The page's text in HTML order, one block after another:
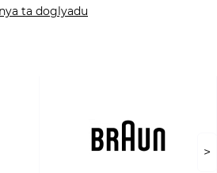
ta doglyadu
>